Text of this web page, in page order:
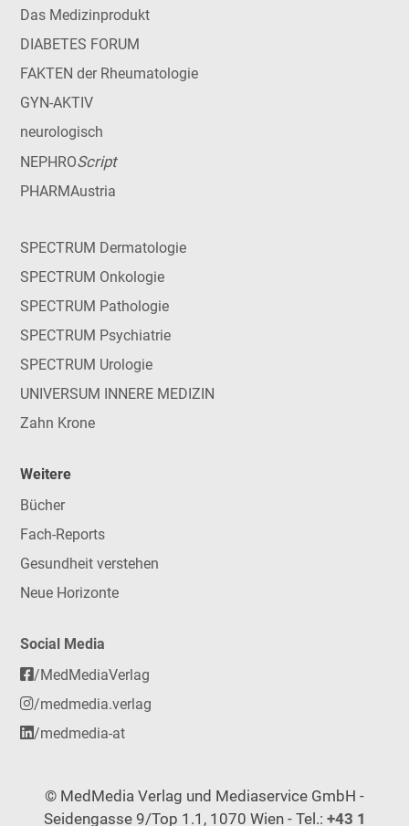
Das Medizinprodukt
DIABETES FORUM
FAKTEN der Rheumatologie
GYN-AKTIV
neurologisch
NEPHROScript
PHARMAustria
SPECTRUM Dermatologie
SPECTRUM Onkologie
SPECTRUM Pathologie
SPECTRUM Psychiatrie
SPECTRUM Urologie
UNIVERSUM INNERE MEDIZIN
Zahn Krone
Weitere
Bücher
Fach-Reports
Gesundheit verstehen
Neue Horizonte
Social Media
/MedMediaVerlag
/medmedia.verlag
/medmedia-at
© MedMedia Verlag und Mediaservice GmbH -
Seidengasse 9/Top 1.1, 1070 Wien - Tel.: +43 1